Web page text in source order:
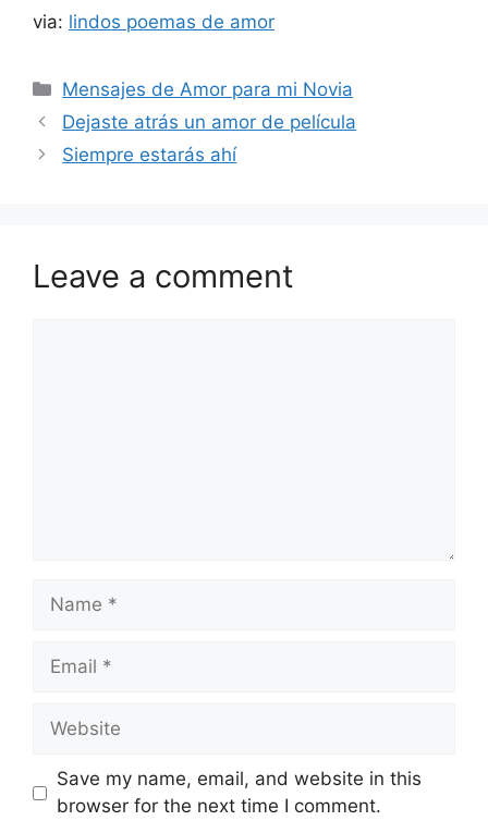
via: lindos poemas de amor
Categories
Mensajes de Amor para mi Novia
Dejaste atrás un amor de película
Siempre estarás ahí
Leave a comment
Name
Email
Website
Save my name, email, and website in this
browser for the next time I comment.